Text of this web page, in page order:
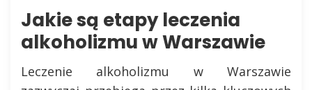
Jakie są etapy leczenia
alkoholizmu w Warszawie
Leczenie alkoholizmu w Warszawie